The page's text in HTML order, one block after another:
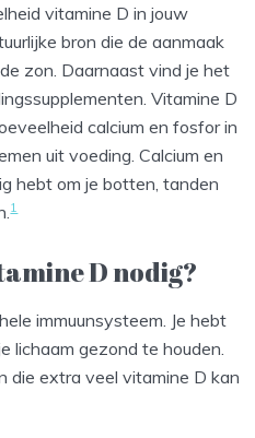
vitamine D in jouw
bron die de aanmaak
zon. Daarnaast vind je het
Vitamine D
calcium en fosfor in
uit voeding. Calcium en
hebt om je botten, tanden
1
D nodig?
immuunsysteem. Je hebt
lichaam gezond te houden.
die extra veel vitamine D kan